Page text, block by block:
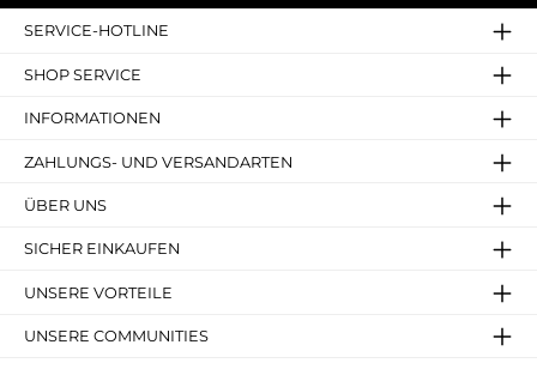
SERVICE-HOTLINE
SHOP SERVICE
INFORMATIONEN
ZAHLUNGS- UND VERSANDARTEN
ÜBER UNS
SICHER EINKAUFEN
UNSERE VORTEILE
UNSERE COMMUNITIES